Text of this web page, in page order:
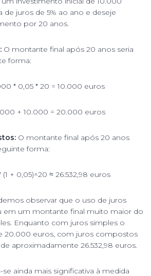
de juros de 5% ao ano e deseje
por 20 anos.
O montante final após 20 anos seria
forma:
* 0,05 * 20 = 10.000 euros
+ 10.000 = 20.000 euros
O montante final após 20 anos
forma:
+ 0,05)^20 ≈ 26.532,98 euros
observar que o uso de juros
em um montante final muito maior do
Enquanto com juros simples o
20.000 euros, com juros compostos
aproximadamente 26.532,98 euros.
se ainda mais significativa à medida